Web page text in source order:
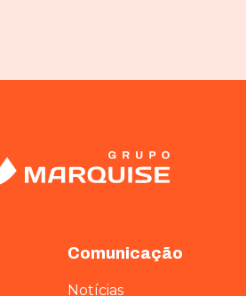
Comunicação
Notícias